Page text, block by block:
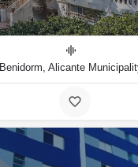
Benidorm, Alicante